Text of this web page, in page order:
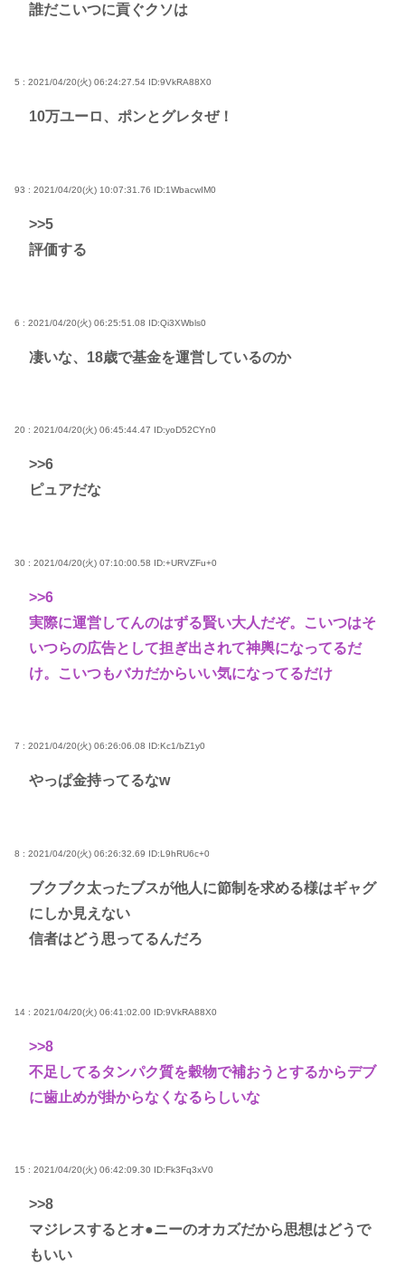
誰だこいつに貢ぐクソは
5 : 2021/04/20(火) 06:24:27.54 ID:9VkRA88X0
10万ユーロ、ポンとグレタぜ！
93 : 2021/04/20(火) 10:07:31.76 ID:1WbacwIM0
>>5
評価する
6 : 2021/04/20(火) 06:25:51.08 ID:Qi3XWbls0
凄いな、18歳で基金を運営しているのか
20 : 2021/04/20(火) 06:45:44.47 ID:yoD52CYn0
>>6
ピュアだな
30 : 2021/04/20(火) 07:10:00.58 ID:+URVZFu+0
>>6
実際に運営してんのはずる賢い大人だぞ。こいつはそ
いつらの広告として担ぎ出されて神輿になってるだ
け。こいつもバカだからいい気になってるだけ
7 : 2021/04/20(火) 06:26:06.08 ID:Kc1/bZ1y0
やっぱ金持ってるなw
8 : 2021/04/20(火) 06:26:32.69 ID:L9hRU6c+0
ブクブク太ったブスが他人に節制を求める様はギャグ
にしか見えない
信者はどう思ってるんだろ
14 : 2021/04/20(火) 06:41:02.00 ID:9VkRA88X0
>>8
不足してるタンパク質を穀物で補おうとするからデブ
に歯止めが掛からなくなるらしいな
15 : 2021/04/20(火) 06:42:09.30 ID:Fk3Fq3xV0
>>8
マジレスするとオ●ニーのオカズだから思想はどうで
もいい